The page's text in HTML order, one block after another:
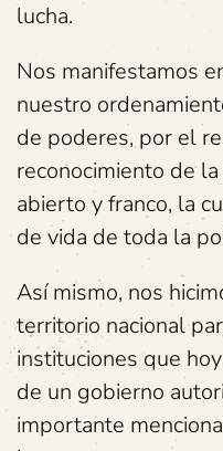
lucha.
Nos manifestamos
nuestro
de poderes, por el
reconocimiento de
abierto y franco, la
de vida de toda la
Así mismo, nos
territorio nacional
instituciones que
de un gobierno
importante